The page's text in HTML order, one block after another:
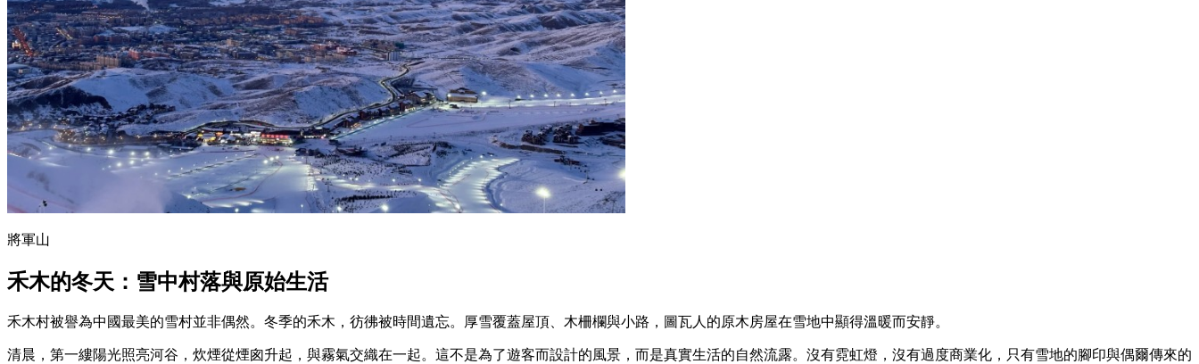
將軍山
禾木的冬天：雪中村落與原始生活
禾木村被譽為中國最美的雪村並非偶然。冬季的禾木，彷彿被時間遺忘。厚雪覆蓋屋頂、木柵欄與小路，圖瓦人的原木房屋在雪地中顯得溫暖而安靜。
清晨，第一縷陽光照亮河谷，炊煙從煙囪升起，與霧氣交織在一起。這不是為了遊客而設計的風景，而是真實生活的自然流露。沒有霓虹燈，沒有過度商業化，只有雪地的腳印與偶爾傳來的